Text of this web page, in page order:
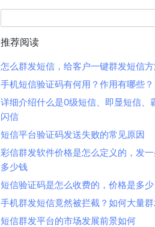
推荐阅读
怎么群发短信，给客户一键群发短信
手机短信验证码有何用？作用有哪些？
详细介绍什么是0级短信、即显短信、
闪信
短信平台验证码发送失败的常见原因
彩信群发软件价格是怎么定义的，发
多少钱
短信验证码是怎么收费的，价格是多少
手机群发短信竟然被拦截？如何大量群
短信群发平台的市场发展前景如何